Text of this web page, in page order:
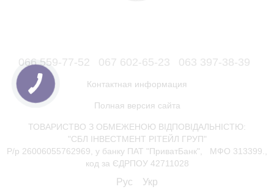
066 559-77-52 067 602-65-23 063 397-38-39
Контактная информация
Полная версия сайта
ТОВАРИСТВО З ОБМЕЖЕНОЮ ВІДПОВІДАЛЬНІСТЮ:
"СБЛ ІНВЕСТМЕНТ РІТЕЙЛ ГРУП"
Р/р 26006055762969, у банку ПАТ "ПриватБанк", МФО 313399.,
код за ЄДРПОУ 42711028
Рус Укр